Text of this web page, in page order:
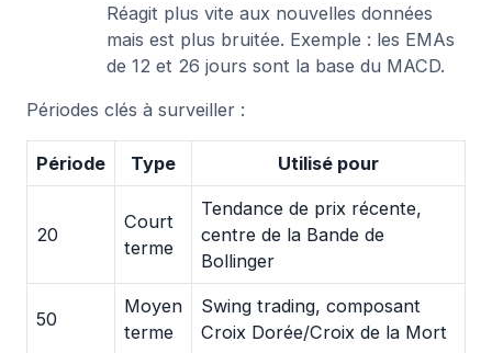
Réagit plus vite aux nouvelles données
mais est plus bruitée. Exemple : les EMAs
de 12 et 26 jours sont la base du MACD.
Périodes clés à surveiller :
Période Type Utilisé pour
20
Court
terme
Tendance de prix récente,
centre de la Bande de
Bollinger
50
Moyen
terme
Swing trading, composant
Croix Dorée/Croix de la Mort